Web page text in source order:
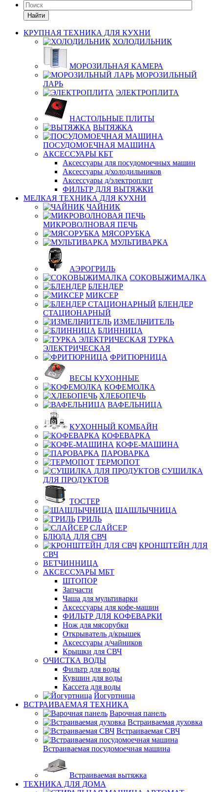
Найти
КРУПНАЯ ТЕХНИКА ДЛЯ КУХНИ
ХОЛОДИЛЬНИК
МОРОЗИЛЬНАЯ КАМЕРА
МОРОЗИЛЬНЫЙ
ЛАРЬ
ЭЛЕКТРОПЛИТА
НАСТОЛЬНЫЕ ПЛИТЫ
ВЫТЯЖКА
ПОСУДОМОЕЧНАЯ МАШИНА
АКСЕССУАРЫ КБТ
Аксессуары для посудомоечных машин
Аксессуары д/холодильников
Аксессуары д/электроплит
ФИЛЬТР ДЛЯ ВЫТЯЖКИ
МЕЛКАЯ ТЕХНИКА ДЛЯ КУХНИ
ЧАЙНИК
МИКРОВОЛНОВАЯ ПЕЧЬ
МЯСОРУБКА
МУЛЬТИВАРКА
АЭРОГРИЛЬ
СОКОВЫЖИМАЛКА
БЛЕНДЕР
МИКСЕР
БЛЕНДЕР
СТАЦИОНАРНЫЙ
ИЗМЕЛЬЧИТЕЛЬ
БЛИННИЦА
ТУРКА
ЭЛЕКТРИЧЕСКАЯ
ФРИТЮРНИЦА
ВЕСЫ КУХОННЫЕ
КОФЕМОЛКА
ХЛЕБОПЕЧЬ
ВАФЕЛЬНИЦА
КУХОННЫЙ КОМБАЙН
КОФЕВАРКА
КОФЕ-МАШИНА
ПАРОВАРКА
ТЕРМОПОТ
СУШИЛКА
ДЛЯ ПРОДУКТОВ
ТОСТЕР
ШАШЛЫЧНИЦА
ГРИЛЬ
СЛАЙСЕР
БЛЮДА ДЛЯ СВЧ
КРОНШТЕЙН ДЛЯ
СВЧ
ВЕТЧИННИЦА
АКСЕССУАРЫ МБТ
ШТОПОР
Запчасти
Чаша для мультиварки
Аксессуары для кофе-машин
ФИЛЬТР ДЛЯ КОФЕВАРКИ
Нож для мясорубки
Открыватель д/крышек
Аксессуары д/чайников
Крышки для СВЧ
ОЧИСТКА ВОДЫ
Фильтр для воды
Кувшин для воды
Кассета для воды
Йогуртница
ВСТРАИВАЕМАЯ ТЕХНИКА
Варочная панель
Встраиваемая духовка
Встраиваемая СВЧ
Встраиваемая посудомоечная машина
Встраиваемая вытяжка
ТЕХНИКА ДЛЯ ДОМА